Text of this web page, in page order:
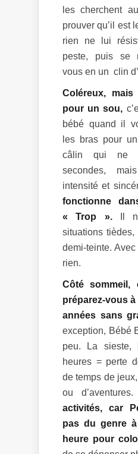
les cherchent
prouver qu’il est
rien ne lui
peste, puis se
vous en un clin
Coléreux,
pour un sou,
bébé quand il
les bras pour
câlin qui ne
secondes,
intensité et
fonctionne
« Trop ».Il
situations
demi-teinte. Avec
rien.
Côté sommeil,
préparez-vous
années sans
exception, Bébé
peu. La
heures = perte
de temps de
ou d’aventures.
activités, car
pas du genre
heure pour